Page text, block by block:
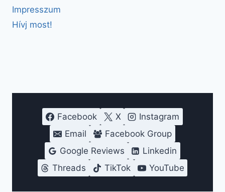
Impresszum
Hívj most!
Facebook X
Instagram
Email
Facebook Group
Google Reviews
Linkedin
Threads
TikTok YouTube